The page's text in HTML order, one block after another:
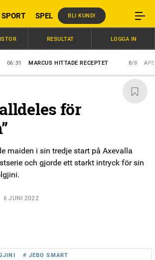
SPORT SPEL BLI KUND!
MARCUS HITTADE RECEPTET APEX
RESULTAT LOGGA IN
för
maiden i sin tredje start på Axevalla
och gjorde ett starkt intryck för sin
6 JUNI 2022
# JEBO SMART